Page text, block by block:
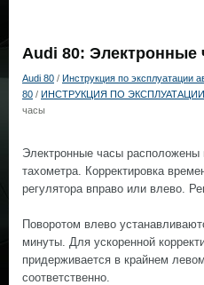
Audi 80: Электронные
Audi 80 / Инструкция по эксплуатации
80 / ИНСТРУКЦИЯ ПО ЭКСПЛУАТАЦИИ
часы
Электронные часы
тахометра. Корректировка
регулятора вправо или влево.
Поворотом влево
минуты. Для ускоренной
придерживается в крайнем
соответственно.